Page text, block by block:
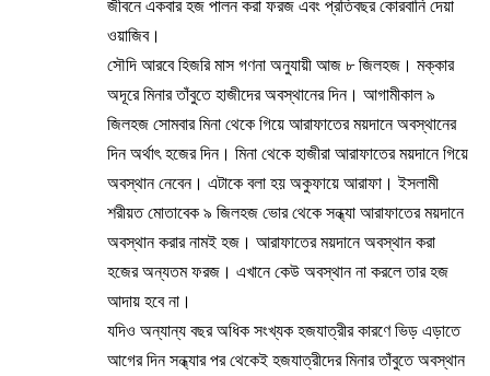
জীবনে একবার হজ পালন করা ফরজ এবং প্রতিবছর কোরবানি দেয়া
ওয়াজিব।
সৌদি আরবে হিজরি মাস গণনা অনুযায়ী আজ ৮ জিলহজ। মক্কার
অদূরে মিনার তাঁবুতে হাজীদের অবস্থানের দিন। আগামীকাল ৯
জিলহজ সোমবার মিনা থেকে গিয়ে আরাফাতের ময়দানে অবস্থানের
দিন অর্থাৎ হজের দিন। মিনা থেকে হাজীরা আরাফাতের ময়দানে গিয়ে
অবস্থান নেবেন। এটাকে বলা হয় অকুফায়ে আরাফা। ইসলামী
শরীয়ত মোতাবেক ৯ জিলহজ ভোর থেকে সন্ধ্যা আরাফাতের ময়দানে
অবস্থান করার নামই হজ। আরাফাতের ময়দানে অবস্থান করা
হজের অন্যতম ফরজ। এখানে কেউ অবস্থান না করলে তার হজ
আদায় হবে না।
যদিও অন্যান্য বছর অধিক সংখ্যক হজযাত্রীর কারণে ভিড় এড়াতে
আগের দিন সন্ধ্যার পর থেকেই হজযাত্রীদের মিনার তাঁবুতে অবস্থান